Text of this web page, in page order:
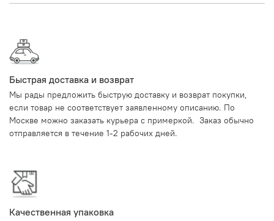
Быстрая доставка и возврат
Мы рады предложить быструю доставку и возврат покупки,
если товар не соответствует заявленному описанию. По
Москве можно заказать курьера с примеркой. Заказ обычно
отправляется в течение 1-2 рабочих дней.
Качественная упаковка